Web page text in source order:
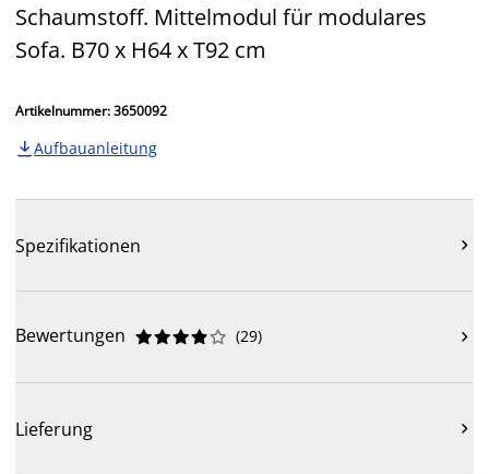
Schaumstoff. Mittelmodul für modulares
Sofa. B70 x H64 x T92 cm
Artikelnummer: 3650092
 Aufbauanleitung
Spezifikationen 
Bewertungen 




 (29) 
Lieferung 